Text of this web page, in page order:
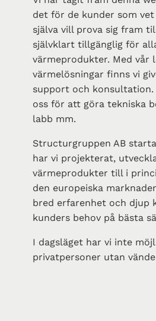
det för de kunder som
själva vill prova sig fram
självklart tillgänglig för
värmeprodukter. Med vår
värmelösningar finns vi
support och konsultation.
oss för att göra tekniska
labb mm.
Structurgruppen AB
har vi projekterat,
värmeprodukter till i
den europeiska
bred erfarenhet och djup
kunders behov på bästa
I dagsläget har vi inte
privatpersoner utan